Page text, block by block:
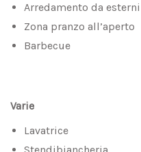
Arredamento da esterni
Zona pranzo all’aperto
Barbecue
Varie
Lavatrice